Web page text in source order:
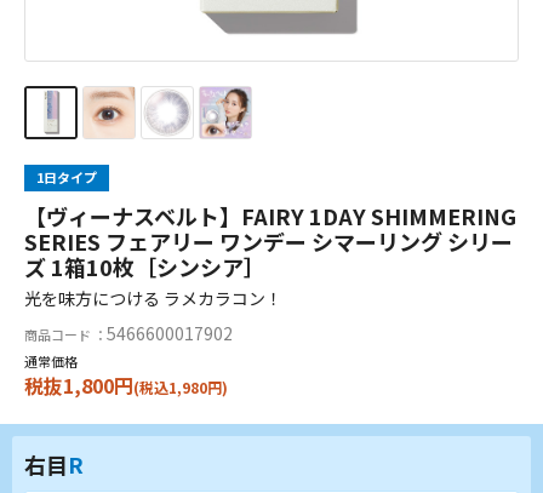
1日タイプ
【ヴィーナスベルト】FAIRY 1DAY SHIMMERING
SERIES フェアリー ワンデー シマーリング シリー
ズ 1箱10枚［シンシア］
光を味方につける ラメカラコン！
商品コード ： 5466600017902
通常価格
税抜1,800円(税込1,980円)
右目R